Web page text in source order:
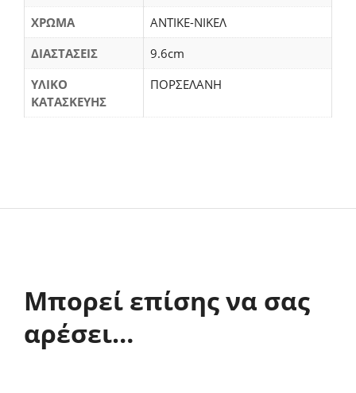
ΧΡΩΜΑ
ΑΝΤΙΚΕ-ΝΙΚΕΛ
ΔΙΑΣΤΑΣΕΙΣ
9.6cm
ΥΛΙΚΟ
ΚΑΤΑΣΚΕΥΗΣ
ΠΟΡΣΕΛΑΝΗ
Μπορεί επίσης να σας
αρέσει…